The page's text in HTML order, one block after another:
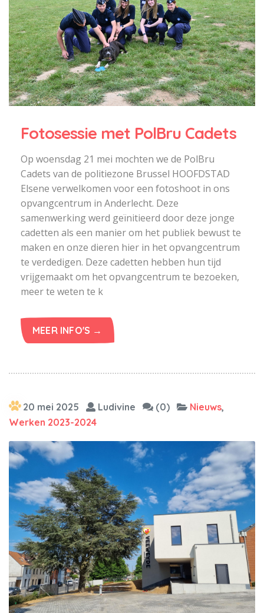
Fotosessie met PolBru Cadets
Op woensdag 21 mei mochten we de PolBru
Cadets van de politiezone Brussel HOOFDSTAD
Elsene verwelkomen voor een fotoshoot in ons
opvangcentrum in Anderlecht. Deze
samenwerking werd geïnitieerd door deze jonge
cadetten als een manier om het publiek bewust te
maken en onze dieren hier in het opvangcentrum
te verdedigen. Deze cadetten hebben hun tijd
vrijgemaakt om het opvangcentrum te bezoeken,
meer te weten te k
MEER INFO'S →
20 mei 2025 Ludivine (0) Nieuws,
Werken 2023-2024